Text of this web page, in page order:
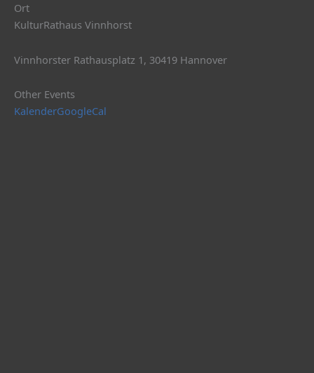
Ort
KulturRathaus Vinnhorst
Vinnhorster Rathausplatz 1, 30419 Hannover
Other Events
KalenderGoogleCal